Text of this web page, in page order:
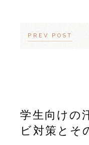
PREV POST
学生向けの
ビ対策とそ